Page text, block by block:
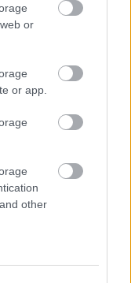
or
or app.
other
született,
a